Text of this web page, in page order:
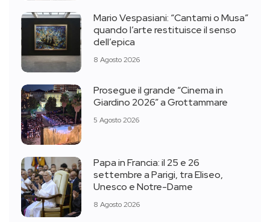
Mario Vespasiani: “Cantami o Musa”
quando l’arte restituisce il senso
dell’epica
8 Agosto 2026
Prosegue il grande “Cinema in
Giardino 2026” a Grottammare
5 Agosto 2026
Papa in Francia: il 25 e 26
settembre a Parigi, tra Eliseo,
Unesco e Notre-Dame
8 Agosto 2026